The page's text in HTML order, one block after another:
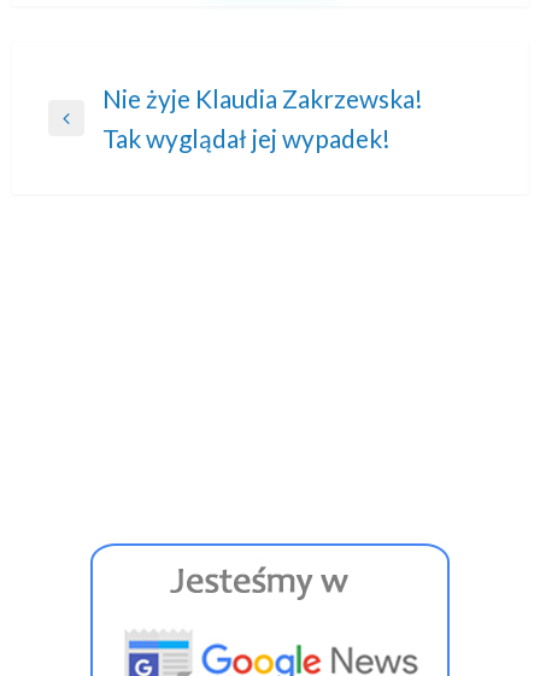
Nawigacja
wpisu
Previous
Nie żyje Klaudia Zakrzewska!
Tak wyglądał jej wypadek!